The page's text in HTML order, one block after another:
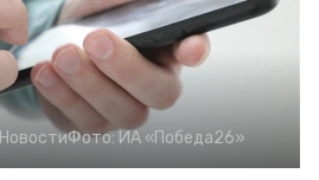
НовостиФото: ИА «Победа26»